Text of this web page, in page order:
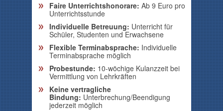
Faire Unterrichtshonorare: Ab 9 Euro pro
Unterrichtsstunde
Individuelle Betreuung: Unterricht für
Schüler, Studenten und Erwachsene
Flexible Terminabsprache: Individuelle
Terminabsprache möglich
Probestunde: 10-wöchige Kulanzzeit bei
Vermittlung von Lehrkräften
Keine vertragliche
Bindung: Unterbrechung/Beendigung
jederzeit möglich